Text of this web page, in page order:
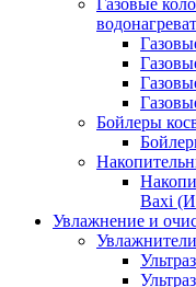
Бойлеры
Baxi
Увлажнение и